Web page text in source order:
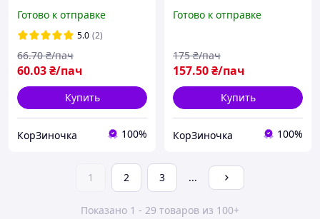
одноразовая пластиковая
Готово к отправке
5.0 (2)
60.03₴/пач
66.70 ₴/пач
Купить
КорЗиночка 100%
стаканчики пластиковые
Готово к отправке
157.50₴/пач
175 ₴/пач
Купить
КорЗиночка 100%
1 2 3 ...
Показано 1 - 29 товаров из 100+